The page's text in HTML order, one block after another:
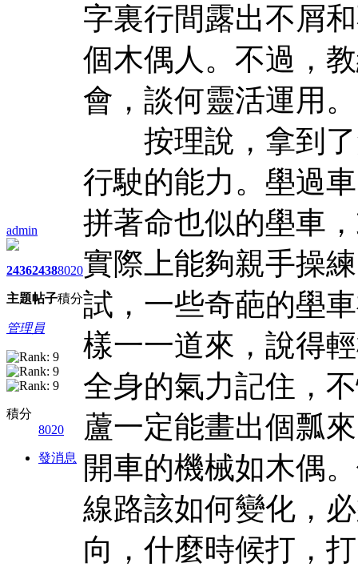
admin
2436
主題
2438
帖子
8020
積分
管理員
積分
8020
發消息
字裏行間露出不屑
個木偶人。不過，
會，談何靈活運用。
按理說，拿到了
行駛的能力。壆過
拼著命也似的壆車
實際上能夠親手操
試，一些奇葩的壆
樣一一道來，說得
全身的氣力記住，
蘆一定能畫出個瓢
開車的機械如木偶
線路該如何變化，
向，什麼時候打，